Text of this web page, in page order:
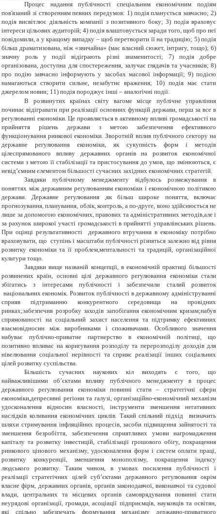
Процес надання публічності спеціальним економічним подіям
пов'язаний зі створенням певних передумов: 1) подія планується завчасно; 2)
подія висвітлює діяльність компанії з позитивного боку; 3) подія враховує
інтереси цільових аудиторій; 4) подія влаштовується заради того, щоб про неї
повідомили, а у кращому випадку – щоб перетворити її на традицію; 5) подія
більш драматизована, ніж «звичайна» (має власний сюжет, інтригу, тощо); 6)
значну роль у події відіграють різні знаменитості; 7) подія добре
організована, доступна для спостереження, залучає глядачів та учасників; 8)
про подію завчасно інформують у засобах масової інформації; 9) подією
намагаються створити сильне, незабутнє враження; 10) подія має стати
джерелом новин; 11) подія породжує інші – аналогічні події.
В розвинутих країнах світу вагоме місце публічне управління
починає відігравати при реалізації основних функцій держави, перш за все в
регулюванні економіки. Це проявляється в активному впливі громадськості на
прийняття рішень держави з метою забезпечення ефективного
функціонування ринкової економіки. Зворотній вплив публічного сектору на
державне регулювання економіки, як сукупність форм і методів
цілеспрямованого впливу державних органів на розвиток економічної
системи з метою її стабілізації та пристосування до умов, що змінюються, є
невід’ємним елементом більшості сучасних західних економічних стратегій.
Завдяки публічному менеджменту відбулось розмежування в
поняттях між державним регулюванням економіки і економічною політикою
держави. Державне регулювання ,як більш широке поняття, включає
прогнозування, планування, облік, контроль, а по-друге, воно здійснюється не
лише за допомогою економічних, правових та адміністративних методів,але і
за рахунок широкої участі громадськості в прийнятті управлінських рішень.
При оцінці результативності державного втручання в економіку потрібно
враховувати, що ступінь і масштаби публічності різняться залежно від рівня
розвитку економіки та її проблем,ментальності та традицій, організаційної
культури тощо.
Завдяки вище названій концепції, в економічній практиці більшості
розвинених країн, основні цілі державного регулювання економіки стали
збігатись з інтересами публічності і забезпечили сталий розвиток
національних економік. Розвиток публічності в державному адмініструванні
сприяв підтриманню конкурентного середовища на провідних
ринках;забезпечив розробку заходів запобігання економічним кризам;набув
спрямованості на соціальний захист населення та підтримку ефективних
взаємовідносин між виробниками і споживачами. Особливого значення
набуває публічно-приватне партнерство в економічній політиці, що
позитивно впливає на коригування розподілу та перерозподілу доходів для
нівелювання соціальної нерівності та сприяє реалізації інших соціальних
цілей розвитку суспільства.
Більшість сучасних наукових кіл виходять с того, що
найважливішими об’єктами впливу публічного менеджменту в процес
державного регулювання економіки повинні стати – стратегічні сфери
економіки,депресивні регіони та галузі, організаційно-економічний механізм
удосконалення відносин власності, інструменти зменшення негативних
наслідків коливання економічних циклів. Такий спільний підхід визначить
шляхи стримування інфляційних процесів, засоби підвищення зайнятості та
зменшення безробіття, забезпечення сприятливих умови нагромадження
капіталу та розвитку інвестицій, стабілізації грошового обігу, покращення
ринкового цінового механізму, удосконалення форм і систем оплати праці,
розвитку конкуренції, зменшення монополізму, покращення індексу
людського розвитку. Таким чином, в умовах посилення публічності і
реалізації стратегічних цілей суб’єктами державного регулювання окрім
власне фірм, державних органів, органів законодавчої, виконавчої та судової
влади, центральних та місцевих органів самоврядування повинні стати
неурядові організації, громади, асоціації підприємців, науковців та освітян,
які спільно забезпечать формування механізму державно-приватного